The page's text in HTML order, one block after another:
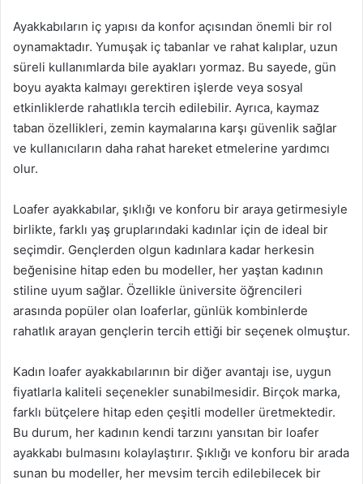
Ayakkabıların iç yapısı da konfor açısından önemli bir rol
oynamaktadır. Yumuşak iç tabanlar ve rahat kalıplar, uzun
süreli kullanımlarda bile ayakları yormaz. Bu sayede, gün
boyu ayakta kalmayı gerektiren işlerde veya sosyal
etkinliklerde rahatlıkla tercih edilebilir. Ayrıca, kaymaz
taban özellikleri, zemin kaymalarına karşı güvenlik sağlar
ve kullanıcıların daha rahat hareket etmelerine yardımcı
olur.
Loafer ayakkabılar, şıklığı ve konforu bir araya getirmesiyle
birlikte, farklı yaş gruplarındaki kadınlar için de ideal bir
seçimdir. Gençlerden olgun kadınlara kadar herkesin
beğenisine hitap eden bu modeller, her yaştan kadının
stiline uyum sağlar. Özellikle üniversite öğrencileri
arasında popüler olan loaferlar, günlük kombinlerde
rahatlık arayan gençlerin tercih ettiği bir seçenek olmuştur.
Kadın loafer ayakkabılarının bir diğer avantajı ise, uygun
fiyatlarla kaliteli seçenekler sunabilmesidir. Birçok marka,
farklı bütçelere hitap eden çeşitli modeller üretmektedir.
Bu durum, her kadının kendi tarzını yansıtan bir loafer
ayakkabı bulmasını kolaylaştırır. Şıklığı ve konforu bir arada
sunan bu modeller, her mevsim tercih edilebilecek bir